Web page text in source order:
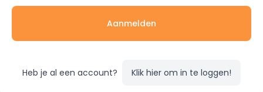
Aanmelden
Heb je al een account? Klik hier om in te loggen!